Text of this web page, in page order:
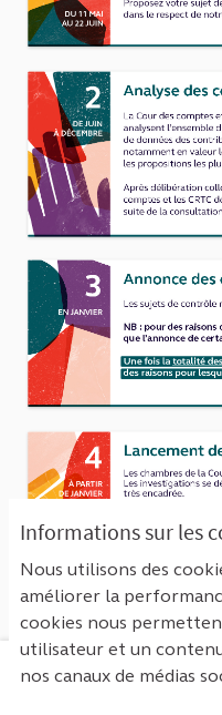
Informations sur les
Nous utilisons des
améliorer la
cookies nous
utilisateur et un
nos canaux de médias
Mentions